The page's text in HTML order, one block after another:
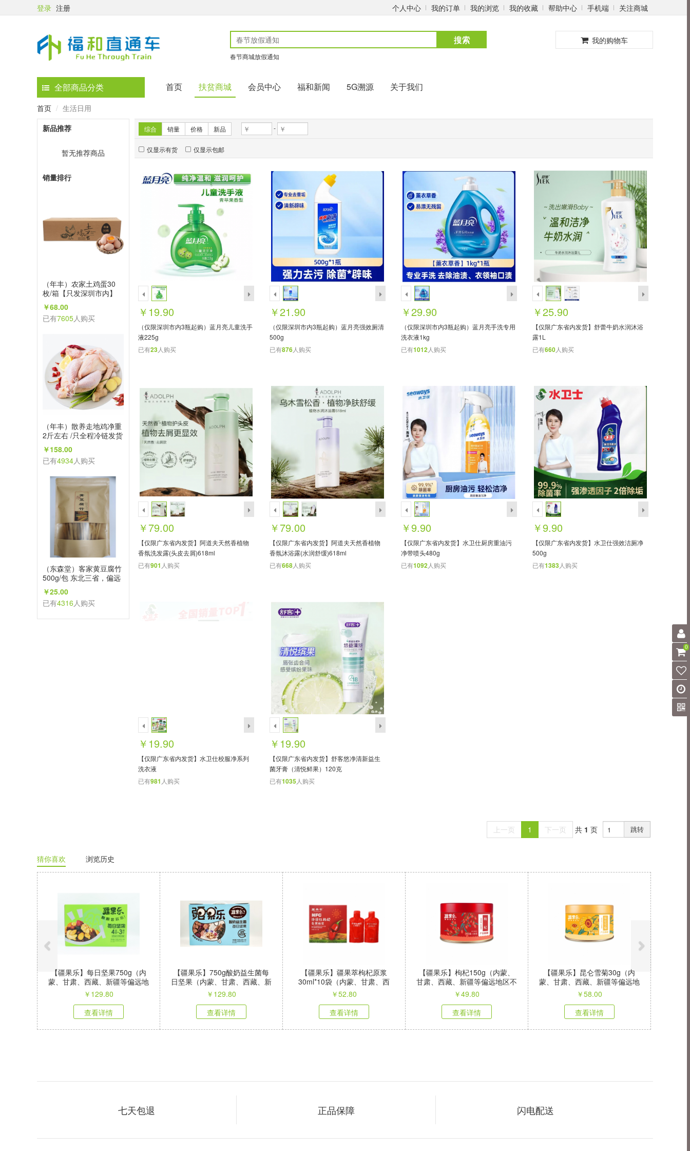
登录 注册 个人中心 我的订单 我的浏览 我的收藏 帮助中心 手机端 关注商城
搜索
春节商城放假通知
我的购物车
全部商品分类 首页 扶贫商城 会员中心 福和新闻 5G溯源 关于我们
首页
生活日用
新品推荐
暂无推荐商品
销量排行
（年丰）农家土鸡蛋30
枚/箱【只发深圳市内】
￥68.00
已有7605人购买
（年丰）散养走地鸡净重
2斤左右 /只全程冷链发货
【只发深圳市内】
￥158.00
已有4934人购买
（东森堂）客家黄豆腐竹
500g/包 东北三省，偏远
地区不发
￥25.00
已有4316人购买
综合 销量 价格 新品 -
仅显示有货 仅显示包邮
￥19.90
（仅限深圳市内3瓶起购）蓝月亮儿童洗手
液225g
已有23人购买
￥21.90
（仅限深圳市内3瓶起购）蓝月亮强效厕清
500g
已有876人购买
￥29.90
（仅限深圳市内3瓶起购）蓝月亮手洗专用
洗衣液1kg
已有1012人购买
￥25.90
【仅限广东省内发货】舒蕾牛奶水润沐浴
露1L
已有660人购买
￥79.00
【仅限广东省内发货】阿道夫天然香植物
香氛洗发露(头皮去屑)618ml
已有901 人购买
￥79.00
【仅限广东省内发货】阿道夫天然香植物
香氛沐浴露(水润舒缓)618ml
已有668人购买
￥9.90
【仅限广东省内发货】水卫仕厨房重油污
净带喷头480g
已有1092人购买
￥9.90
【仅限广东省内发货】水卫仕强效洁厕净
500g
已有1383人购买
￥19.90
【仅限广东省内发货】水卫仕校服净系列
洗衣液
已有981 人购买
￥19.90
【仅限广东省内发货】舒客悠净清新益生
菌牙膏（清悦鲜果）120克
已有1035人购买
上一页 1 下一页 共 1 页 跳转
猜你喜欢 浏览历史
【疆果乐】每日坚果750g（内
蒙、甘肃、西藏、新疆等偏远地
区不发）
￥ 129.80
查看详情
【疆果乐】750g酸奶益生菌每
日坚果（内蒙、甘肃、西藏、新
疆等偏远地区不发）
￥ 129.80
查看详情
【疆果乐】疆果萃枸杞原浆
30ml*10袋（内蒙、甘肃、西
藏、新疆等偏远地区不发）
￥52.80
查看详情
【疆果乐】枸杞150g（内蒙、
甘肃、西藏、新疆等偏远地区不
发）
￥49.80
查看详情
【疆果乐】昆仑雪菊30g（内
蒙、甘肃、西藏、新疆等偏远地
区不发）
￥58.00
查看详情
七天包退 正品保障 闪电配送
0